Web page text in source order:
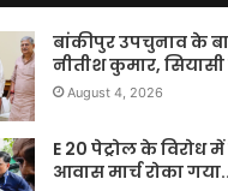
बांकीपुर उपचुनाव के
नीतीश कुमार, सियासी
August 4, 2026
E 20 पेट्रोल के विरोध
आवास मार्च रोका